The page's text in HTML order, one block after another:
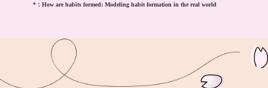
*： How are habits formed: Modeling habit formation in the real world